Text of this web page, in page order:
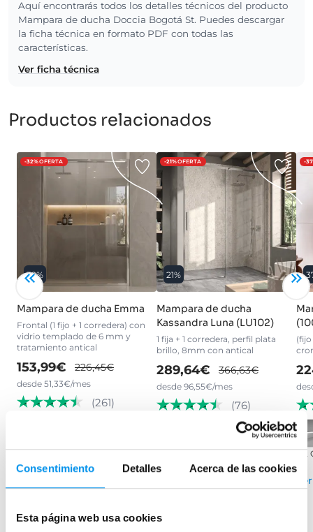
Consentimiento Detalles Acerca de las cookies
Esta página web usa cookies
Aquí encontrarás todos los detalles técnicos del producto
Mampara de ducha Doccia Bogotá St. Puedes descargar
la ficha técnica en formato PDF con todas las
características.
Ver ficha técnica
Productos relacionados
-32%OFERTA
32%
Mampara de ducha Emma
Frontal (1 fijo + 1 corredera) con
vidrio templado de 6 mm y
tratamiento antical
153,99€ 226,45€
desde 51,33€/mes
(261)
Ver opciones›
-21%OFERTA
21%
Mampara de ducha
Kassandra Luna (LU102)
1 fija + 1 corredera, perfil plata
brillo, 8mm con antical
289,64€ 366,63€
desde 96,55€/mes
(76)
-
+